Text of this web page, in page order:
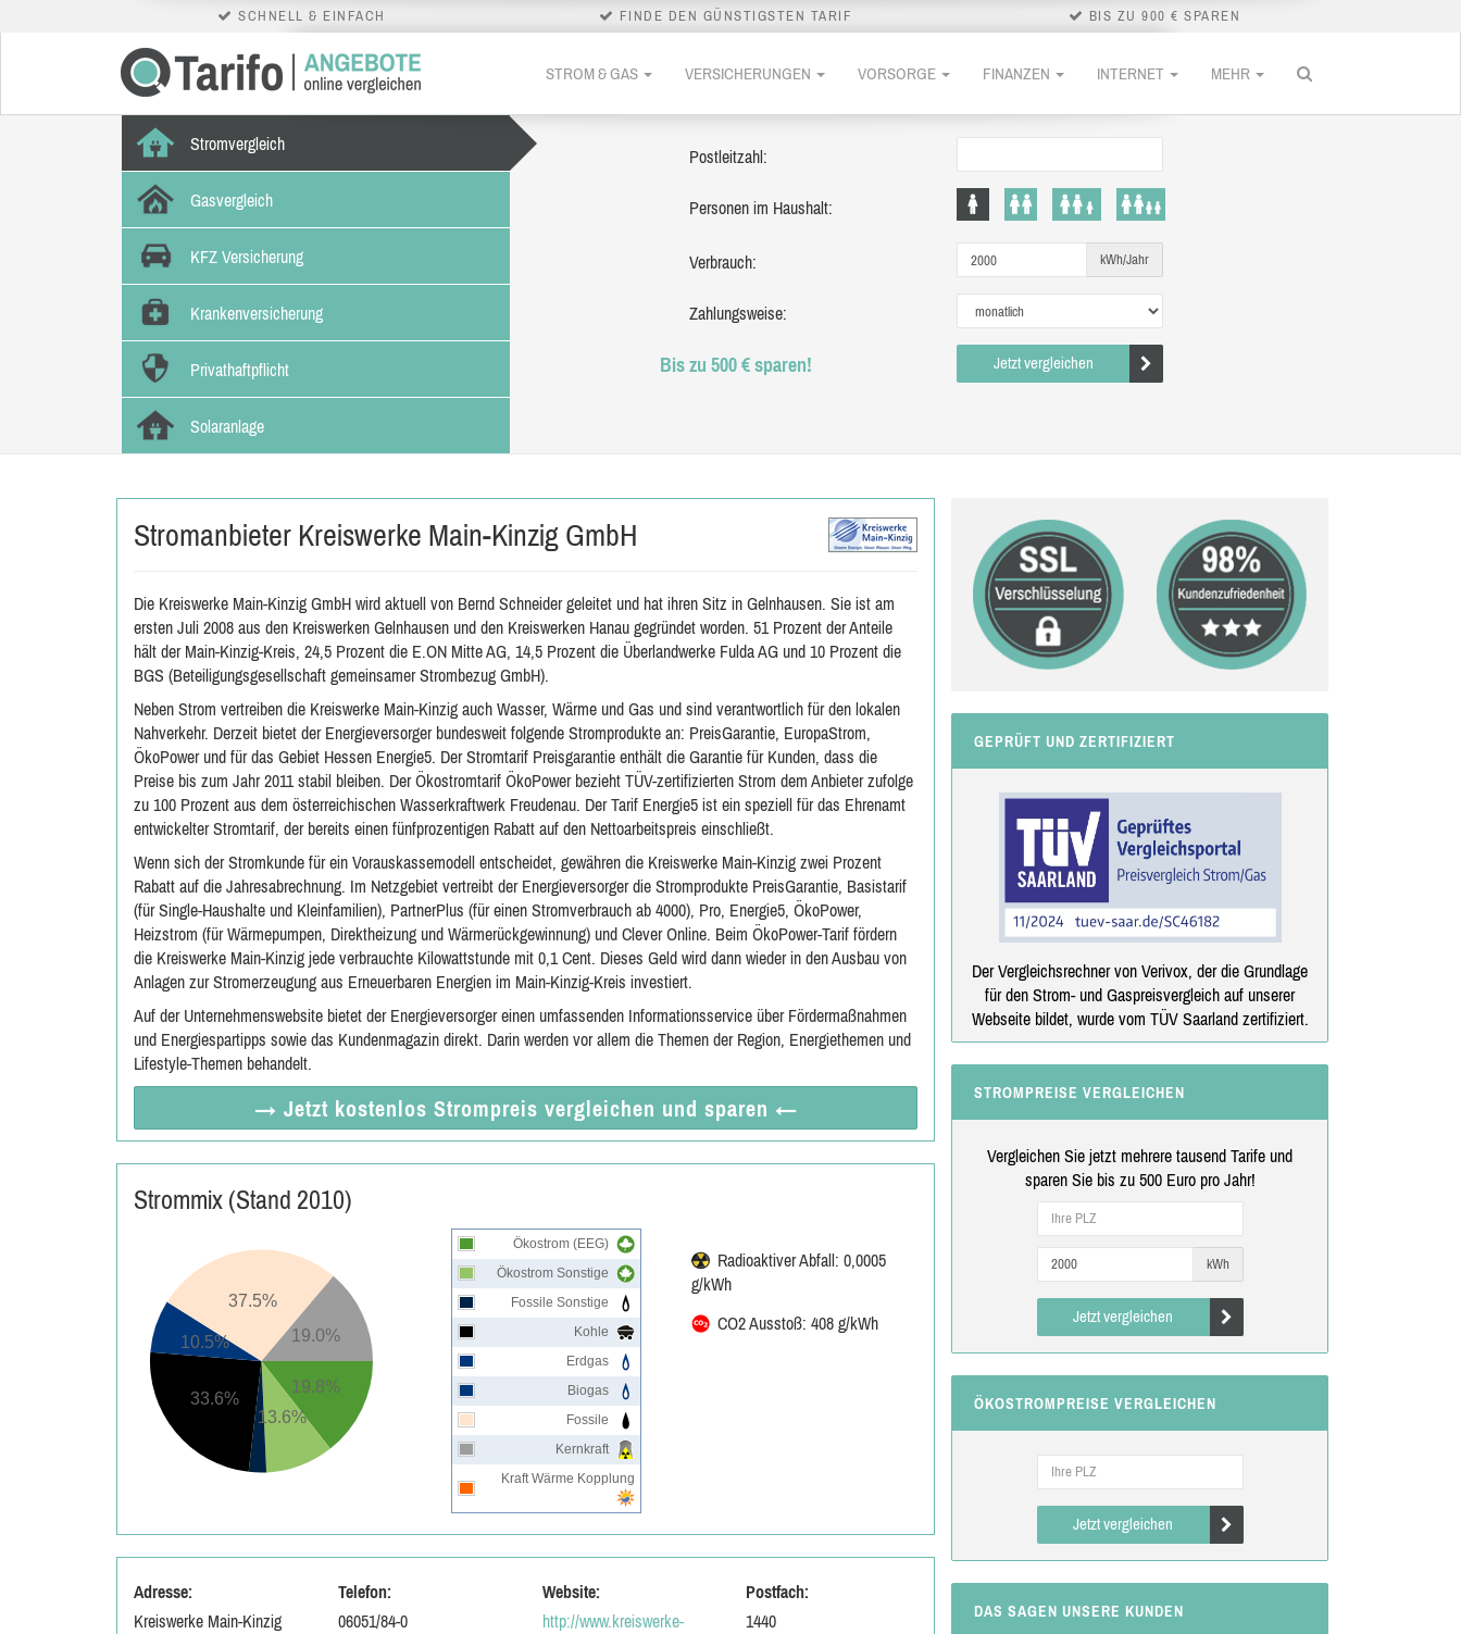
SCHNELL & EINFACH FINDE DEN GÜNSTIGSTEN TARIF BIS ZU 900 € SPAREN
STROM & GAS VERSICHERUNGEN VORSORGE FINANZEN INTERNET MEHR
Stromvergleich
Gasvergleich
KFZ Versicherung
Krankenversicherung
Privathaftpflicht
Solaranlage
Postleitzahl:
Personen im Haushalt:
Verbrauch: kWh/Jahr
Zahlungsweise:
Bis zu 500 € sparen! Jetzt vergleichen
Stromanbieter Kreiswerke Main-Kinzig GmbH
Die Kreiswerke Main-Kinzig GmbH wird aktuell von Bernd Schneider geleitet und hat ihren Sitz in Gelnhausen. Sie ist am
ersten Juli 2008 aus den Kreiswerken Gelnhausen und den Kreiswerken Hanau gegründet worden. 51 Prozent der Anteile
hält der Main-Kinzig-Kreis, 24,5 Prozent die E.ON Mitte AG, 14,5 Prozent die Überlandwerke Fulda AG und 10 Prozent die
BGS (Beteiligungsgesellschaft gemeinsamer Strombezug GmbH).
Neben Strom vertreiben die Kreiswerke Main-Kinzig auch Wasser, Wärme und Gas und sind verantwortlich für den lokalen
Nahverkehr. Derzeit bietet der Energieversorger bundesweit folgende Stromprodukte an: PreisGarantie, EuropaStrom,
ÖkoPower und für das Gebiet Hessen Energie5. Der Stromtarif Preisgarantie enthält die Garantie für Kunden, dass die
Preise bis zum Jahr 2011 stabil bleiben. Der Ökostromtarif ÖkoPower bezieht TÜV-zertifizierten Strom dem Anbieter zufolge
zu 100 Prozent aus dem österreichischen Wasserkraftwerk Freudenau. Der Tarif Energie5 ist ein speziell für das Ehrenamt
entwickelter Stromtarif, der bereits einen fünfprozentigen Rabatt auf den Nettoarbeitspreis einschließt.
Wenn sich der Stromkunde für ein Vorauskassemodell entscheidet, gewähren die Kreiswerke Main-Kinzig zwei Prozent
Rabatt auf die Jahresabrechnung. Im Netzgebiet vertreibt der Energieversorger die Stromprodukte PreisGarantie, Basistarif
(für Single-Haushalte und Kleinfamilien), PartnerPlus (für einen Stromverbrauch ab 4000), Pro, Energie5, ÖkoPower,
Heizstrom (für Wärmepumpen, Direktheizung und Wärmerückgewinnung) und Clever Online. Beim ÖkoPower-Tarif fördern
die Kreiswerke Main-Kinzig jede verbrauchte Kilowattstunde mit 0,1 Cent. Dieses Geld wird dann wieder in den Ausbau von
Anlagen zur Stromerzeugung aus Erneuerbaren Energien im Main-Kinzig-Kreis investiert.
Auf der Unternehmenswebsite bietet der Energieversorger einen umfassenden Informationsservice über Fördermaßnahmen
und Energiespartipps sowie das Kundenmagazin direkt. Darin werden vor allem die Themen der Region, Energiethemen und
Lifestyle-Themen behandelt.
→ Jetzt kostenlos Strompreis vergleichen und sparen ←
Strommix (Stand 2010)
Ökostrom (EEG)
Ökostrom Sonstige
Fossile Sonstige
Kohle
Erdgas
Biogas
Fossile
Kernkraft
Kraft Wärme Kopplung
19.8%
13.6%
33.6%
10.5%
37.5%
19.0%
Radioaktiver Abfall: 0,0005
g/kWh
CO2 Ausstoß: 408 g/kWh
Adresse:
Kreiswerke Main-Kinzig
Telefon:
06051/84-0
Website:
http://www.kreiswerke-
Postfach:
1440
GEPRÜFT UND ZERTIFIZIERT
Der Vergleichsrechner von Verivox, der die Grundlage
für den Strom- und Gaspreisvergleich auf unserer
Webseite bildet, wurde vom TÜV Saarland zertifiziert.
STROMPREISE VERGLEICHEN
Vergleichen Sie jetzt mehrere tausend Tarife und
sparen Sie bis zu 500 Euro pro Jahr!
kWh
Jetzt vergleichen
ÖKOSTROMPREISE VERGLEICHEN
Jetzt vergleichen
DAS SAGEN UNSERE KUNDEN